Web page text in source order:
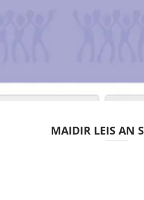
MAIDIR LEIS AN